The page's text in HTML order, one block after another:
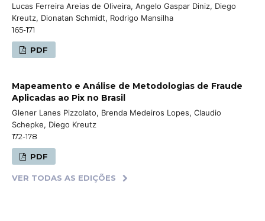
Lucas Ferreira Areias de Oliveira, Angelo Gaspar Diniz, Diego
Kreutz, Dionatan Schmidt, Rodrigo Mansilha
165-171
PDF
Mapeamento e Análise de Metodologias de Fraude
Aplicadas ao Pix no Brasil
Glener Lanes Pizzolato, Brenda Medeiros Lopes, Claudio
Schepke, Diego Kreutz
172-178
PDF
VER TODAS AS EDIÇÕES